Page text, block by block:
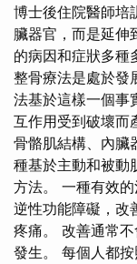
博士後住院醫師培
臟器官，而是延伸
的病因和症狀多種
整骨療法是處於發
法基於這樣一個事
互作用受到破壞而
骨骼肌結構、內臟
種基於主動和被動
方法。 一種有效
逆性功能障礙，改
疼痛。 改善通常
發生。 每個人都